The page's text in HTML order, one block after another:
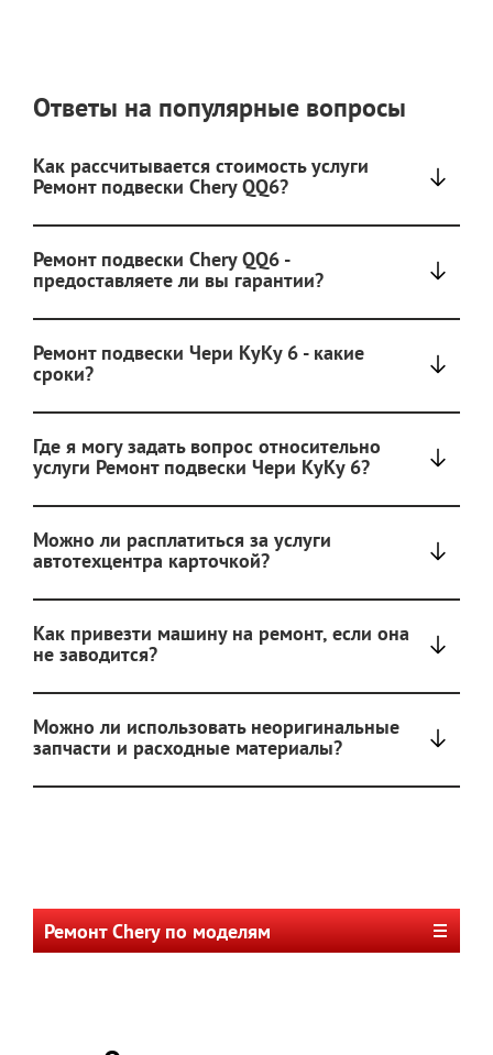
Ответы на популярные вопросы
Как рассчитывается стоимость услуги
Ремонт подвески Chery QQ6?
Ремонт подвески Chery QQ6 -
предоставляете ли вы гарантии?
Ремонт подвески Чери КуКу 6 - какие
сроки?
Где я могу задать вопрос относительно
услуги Ремонт подвески Чери КуКу 6?
Можно ли расплатиться за услуги
автотехцентра карточкой?
Как привезти машину на ремонт, если она
не заводится?
Можно ли использовать неоригинальные
запчасти и расходные материалы?
Ремонт Chery по моделям